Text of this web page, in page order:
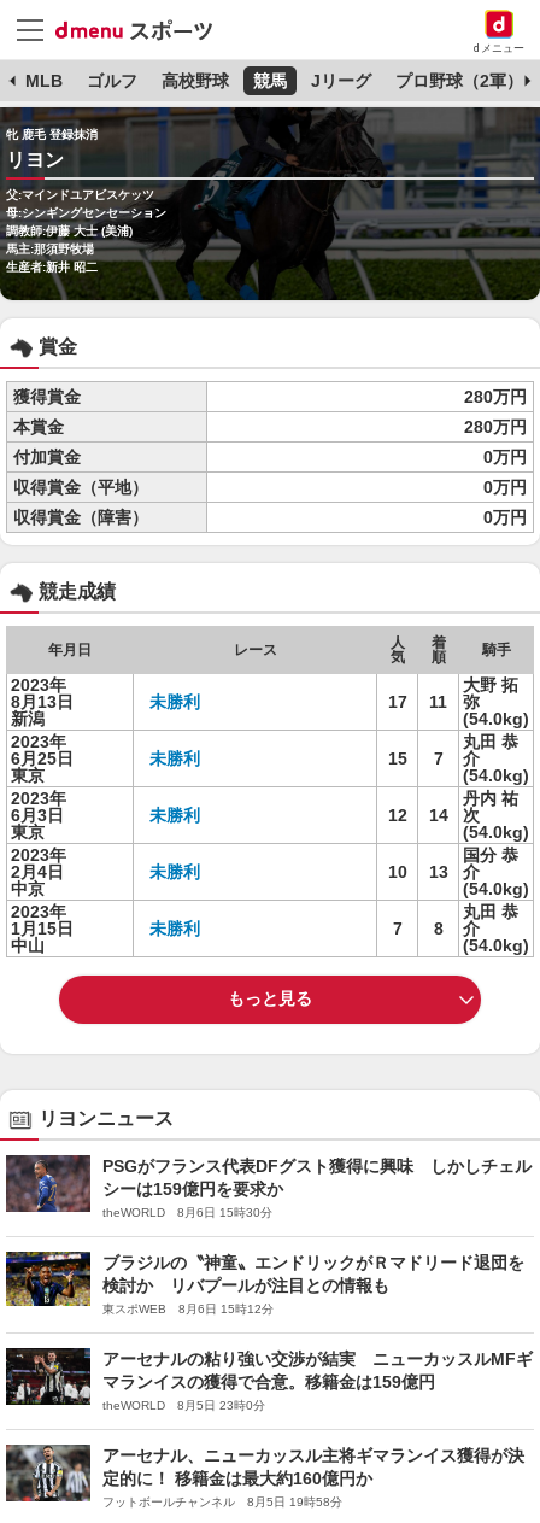
dメニュー
MLB ゴルフ 高校野球 競馬 Jリーグ プロ野球（2軍）
牝 鹿毛 登録抹消
リヨン
父:マインドユアビスケッツ
母:シンギングセンセーション
調教師:伊藤 大士 (美浦)
馬主:那須野牧場
生産者:新井 昭二
賞金
獲得賞金
280万円
本賞金
280万円
付加賞金
0万円
収得賞金（平地）
0万円
収得賞金（障害）
0万円
競走成績
年月日 レース
人
気
着
順
騎手
2023年
8月13日
新潟
未勝利 17 11
大野 拓
弥
(54.0kg)
2023年
6月25日
東京
未勝利 15 7
丸田 恭
介
(54.0kg)
2023年
6月3日
東京
未勝利 12 14
丹内 祐
次
(54.0kg)
2023年
2月4日
中京
未勝利 10 13
国分 恭
介
(54.0kg)
2023年
1月15日
中山
未勝利 7 8
丸田 恭
介
(54.0kg)
もっと見る
リヨンニュース
PSGがフランス代表DFグスト獲得に興味 しかしチェル
シーは159億円を要求か
theWORLD 8月6日 15時30分
ブラジルの〝神童〟エンドリックがＲマドリード退団を
検討か リバプールが注目との情報も
東スポWEB 8月6日 15時12分
アーセナルの粘り強い交渉が結実 ニューカッスルMFギ
マランイスの獲得で合意。移籍金は159億円
theWORLD 8月5日 23時0分
アーセナル、ニューカッスル主将ギマランイス獲得が決
定的に！ 移籍金は最大約160億円か
フットボールチャンネル 8月5日 19時58分